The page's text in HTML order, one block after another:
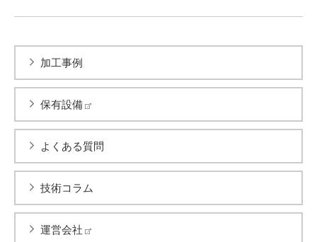
加工事例
保有設備
よくある質問
技術コラム
運営会社